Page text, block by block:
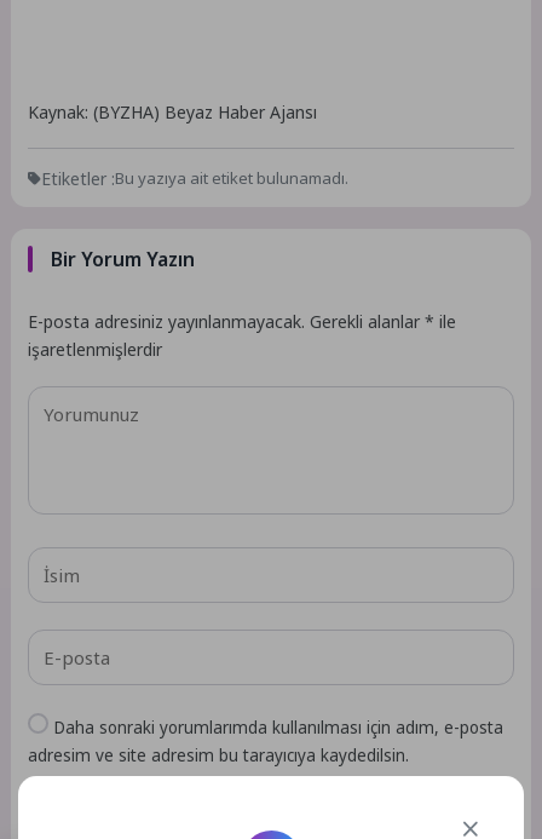
Kaynak: (BYZHA) Beyaz Haber Ajansı
Etiketler :Bu yazıya ait etiket bulunamadı.
Bir Yorum Yazın
E-posta adresiniz yayınlanmayacak. Gerekli alanlar* ile
işaretlenmişlerdir
Daha sonraki yorumlarımda kullanılması için adım, e-posta
adresim ve site adresim bu tarayıcıya kaydedilsin.